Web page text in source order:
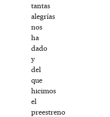
tantas
alegrías
nos
ha
dado
y
del
que
hicimos
el
preestreno